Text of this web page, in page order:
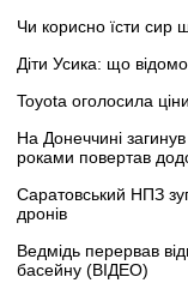
Чи корисно їсти сир
Діти Усика: що
Toyota оголосила
На Донеччині
роками повертав
Саратовський НПЗ
дронів
Ведмідь перервав
басейну (ВІДЕО)